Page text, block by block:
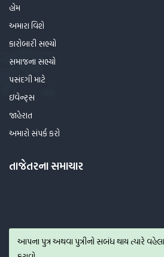
હોમ
અમારા વિશે
કારોબારી સભ્યો
સમાજના સભ્યો
પસંદગી માટે
ઇવેન્ટ્સ
જાહેરાત
અમારો સંપર્ક કરો
તાજેતરના સમાચાર
આપના પુત્ર અથવા પુત્રીનો સબંધ થાય ત્યારે
કરાવો